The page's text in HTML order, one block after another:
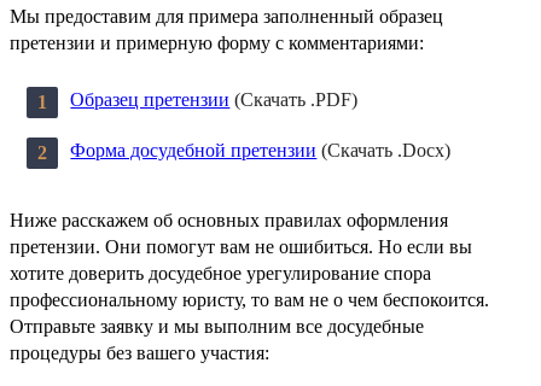
Мы предоставим для примера заполненный образец
претензии и примерную форму с комментариями:
Образец претензии (Скачать .PDF)
Форма досудебной претензии (Скачать .Docx)
Ниже расскажем об основных правилах оформления
претензии. Они помогут вам не ошибиться. Но если вы
хотите доверить досудебное урегулирование спора
профессиональному юристу, то вам не о чем беспокоится.
Отправьте заявку и мы выполним все досудебные
процедуры без вашего участия: